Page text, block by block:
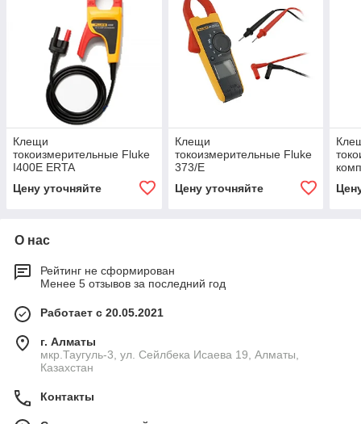
Клещи
токоизмерительные Fluke
I400E ERTA
Цену уточняйте
Клещи
токоизмерительные Fluke
373/E
Цену уточняйте
О нас
Рейтинг не сформирован
Менее 5 отзывов за последний год
Работает с 20.05.2021
г. Алматы
мкр.Таугуль-3, ул. Сейлбека Исаева 19, Алматы,
Казахстан
Контакты